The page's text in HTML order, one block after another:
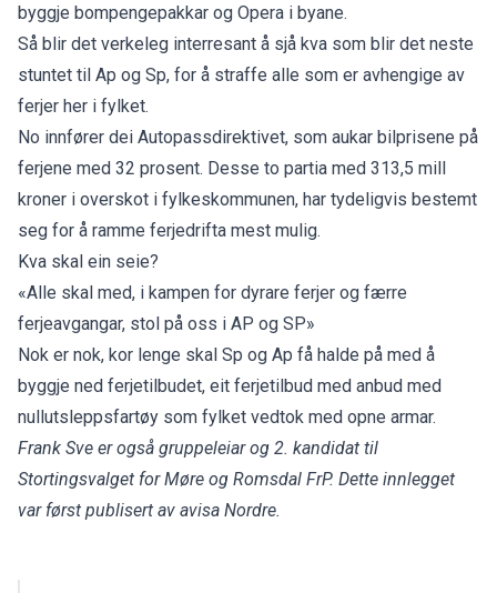
byggje bompengepakkar og Opera i byane.
Så blir det verkeleg interresant å sjå kva som blir det neste
stuntet til Ap og Sp, for å straffe alle som er avhengige av
ferjer her i fylket.
No innfører dei Autopassdirektivet, som aukar bilprisene på
ferjene med 32 prosent. Desse to partia med 313,5 mill
kroner i overskot i fylkeskommunen, har tydeligvis bestemt
seg for å ramme ferjedrifta mest mulig.
Kva skal ein seie?
«Alle skal med, i kampen for dyrare ferjer og færre
ferjeavgangar, stol på oss i AP og SP»
Nok er nok, kor lenge skal Sp og Ap få halde på med å
byggje ned ferjetilbudet, eit ferjetilbud med anbud med
nullutsleppsfartøy som fylket vedtok med opne armar.
Frank Sve er også gruppeleiar og 2. kandidat til
Stortingsvalget for Møre og Romsdal FrP. Dette innlegget
var først publisert av avisa Nordre.